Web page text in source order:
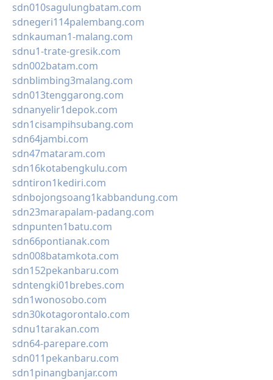
sdn010sagulungbatam.com
sdnegeri114palembang.com
sdnkauman1-malang.com
sdnu1-trate-gresik.com
sdn002batam.com
sdnblimbing3malang.com
sdn013tenggarong.com
sdnanyelir1depok.com
sdn1cisampihsubang.com
sdn64jambi.com
sdn47mataram.com
sdn16kotabengkulu.com
sdntiron1kediri.com
sdnbojongsoang1kabbandung.com
sdn23marapalam-padang.com
sdnpunten1batu.com
sdn66pontianak.com
sdn008batamkota.com
sdn152pekanbaru.com
sdntengki01brebes.com
sdn1wonosobo.com
sdn30kotagorontalo.com
sdnu1tarakan.com
sdn64-parepare.com
sdn011pekanbaru.com
sdn1pinangbanjar.com